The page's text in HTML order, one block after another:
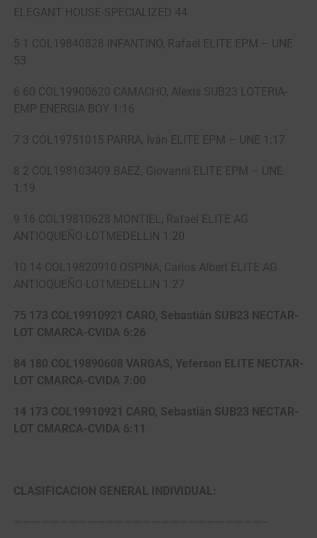
ELEGANT HOUSE-SPECIALIZED 44
5 1 COL19840828 INFANTINO, Rafael ELITE EPM – UNE
53
6 60 COL19900620 CAMACHO, Alexis SUB23 LOTERIA-
EMP ENERGIA BOY 1:16
7 3 COL19751015 PARRA, Iván ELITE EPM – UNE 1:17
8 2 COL198103409 BAEZ, Giovanni ELITE EPM – UNE
1:19
9 16 COL19810628 MONTIEL, Rafael ELITE AG
ANTIOQUEÑO-LOTMEDELLIN 1:20
10 14 COL19820910 OSPINA, Carlos Albert ELITE AG
ANTIOQUEÑO-LOTMEDELLIN 1:27
75 173 COL19910921 CARO, Sebastián SUB23 NECTAR-
LOT CMARCA-CVIDA 6:26
84 180 COL19890608 VARGAS, Yeferson ELITE NECTAR-
LOT CMARCA-CVIDA 7:00
14 173 COL19910921 CARO, Sebastián SUB23 NECTAR-
LOT CMARCA-CVIDA 6:11
CLASIFICACION GENERAL INDIVIDUAL:
———————————————————————————–